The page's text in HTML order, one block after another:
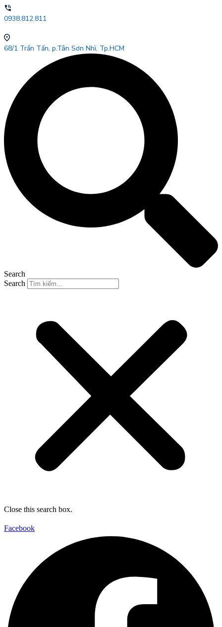
0938.812.811
68/1 Trần Tấn, p.Tân Sơn Nhì, Tp.HCM
Search
Search
Close this search box.
Facebook